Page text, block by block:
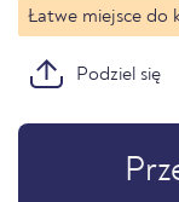
Łatwe miejsce do
Podziel się